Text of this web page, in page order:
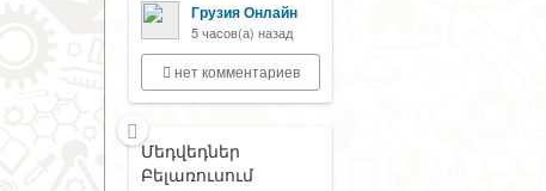
Грузия Онлайн
5 часов(а) назад
нет комментариев
Մեդվեդներ
Բելառուսում